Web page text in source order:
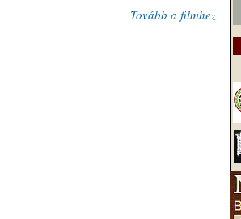
Tovább a filmhez